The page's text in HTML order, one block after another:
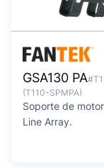
GSA130 PA
(T110-SPMPA)
Soporte de
Line Array.